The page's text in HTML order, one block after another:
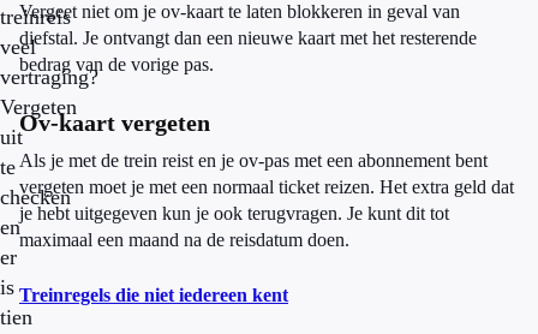
treinreis
veel
vertraging?
Vergeten
uit
te
checken
en
er
is
tien
Vergeet niet om je ov-kaart te laten blokkeren in geval van
diefstal. Je ontvangt dan een nieuwe kaart met het resterende
bedrag van de vorige pas.
Ov-kaart vergeten
Als je met de trein reist en je ov-pas met een abonnement bent
vergeten moet je met een normaal ticket reizen. Het extra geld dat
je hebt uitgegeven kun je ook terugvragen. Je kunt dit tot
maximaal een maand na de reisdatum doen.
Treinregels die niet iedereen kent